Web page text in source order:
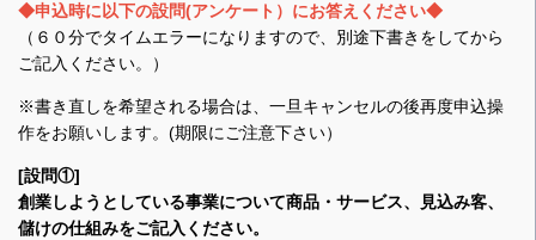
◆申込時に以下の設問(アンケート）にお答えください◆
（６０分でタイムエラーになりますので、別途下書きをしてから
ご記入ください。）
※書き直しを希望される場合は、一旦キャンセルの後再度申込操
作をお願いします。(期限にご注意下さい）
[設問①]
創業しようとしている事業について商品・サービス、見込み客、
儲けの仕組みをご記入ください。